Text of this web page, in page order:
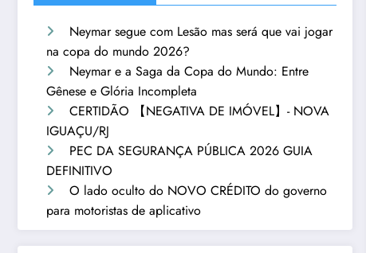
Neymar segue com Lesão mas será que vai jogar
na copa do mundo 2026?
Neymar e a Saga da Copa do Mundo: Entre
Gênese e Glória Incompleta
CERTIDÃO 【NEGATIVA DE IMÓVEL】- NOVA
IGUAÇU/RJ
PEC DA SEGURANÇA PÚBLICA 2026 GUIA
DEFINITIVO
O lado oculto do NOVO CRÉDITO do governo
para motoristas de aplicativo